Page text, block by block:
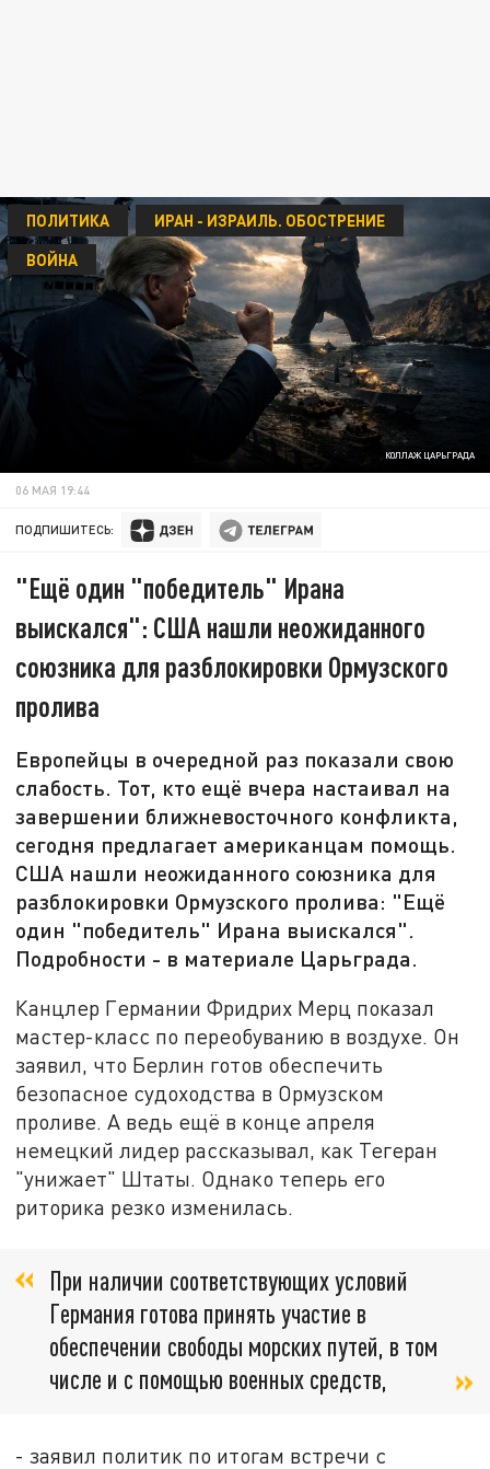
КОЛЛАЖ ЦАРЬГРАДА
ПОЛИТИКА
ИРАН - ИЗРАИЛЬ. ОБОСТРЕНИЕ
ВОЙНА
06 МАЯ 19:44
ПОДПИШИТЕСЬ:
"Ещё один "победитель" Ирана
выискался": США нашли неожиданного
союзника для разблокировки Ормузского
пролива
Европейцы в очередной раз показали свою
слабость. Тот, кто ещё вчера настаивал на
завершении ближневосточного конфликта,
сегодня предлагает американцам помощь.
США нашли неожиданного союзника для
разблокировки Ормузского пролива: "Ещё
один "победитель" Ирана выискался".
Подробности - в материале Царьграда.
Канцлер Германии Фридрих Мерц показал
мастер-класс по переобуванию в воздухе. Он
заявил, что Берлин готов обеспечить
безопасное судоходства в Ормузском
проливе. А ведь ещё в конце апреля
немецкий лидер рассказывал, как Тегеран
"унижает" Штаты. Однако теперь его
риторика резко изменилась.
При наличии соответствующих условий
Германия готова принять участие в
обеспечении свободы морских путей, в том
числе и с помощью военных средств,
- заявил политик по итогам встречи с